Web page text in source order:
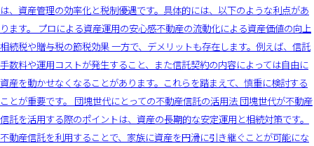
は、資産管理の効率化と税制優遇です。具体的には、以下のような利点があ
ります。 プロによる資産運用の安心感不動産の流動化による資産価値の向上
相続税や贈与税の節税効果 一方で、デメリットも存在します。例えば、信託
手数料や運用コストが発生すること、また信託契約の内容によっては自由に
資産を動かせなくなることがあります。これらを踏まえて、慎重に検討する
ことが重要です。 団塊世代にとっての不動産信託の活用法 団塊世代が不動産
信託を活用する際のポイントは、資産の長期的な安定運用と相続対策です。
不動産信託を利用することで、家族に資産を円滑に引き継ぐことが可能にな